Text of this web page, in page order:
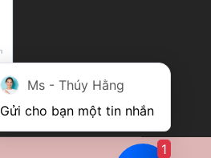
Ms - Thúy Hằng
Gửi cho bạn một tin nhắn
1